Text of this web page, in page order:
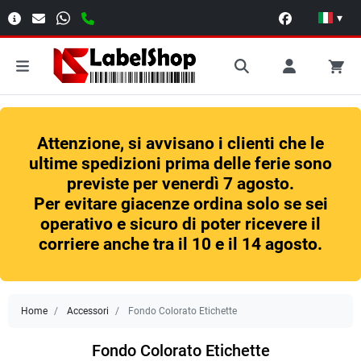
▾
Attenzione, si avvisano i clienti che le
ultime spedizioni prima delle ferie sono
previste per venerdì 7 agosto.
Per evitare giacenze ordina solo se sei
operativo e sicuro di poter ricevere il
corriere anche tra il 10 e il 14 agosto.
Home Accessori Fondo Colorato Etichette
Fondo Colorato Etichette